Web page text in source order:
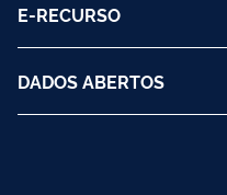
E-RECURSO
DADOS ABERTOS